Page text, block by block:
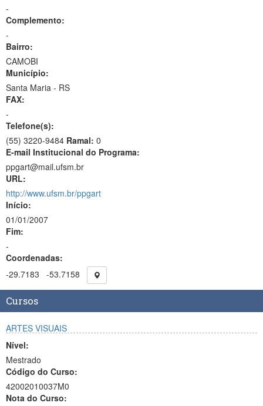
-
Complemento:
-
Bairro:
CAMOBI
Município:
Santa Maria - RS
FAX:
-
Telefone(s):
(55) 3220-9484 Ramal: 0
E-mail Institucional do Programa:
ppgart@mail.ufsm.br
URL:
http://www.ufsm.br/ppgart
Início:
01/01/2007
Fim:
-
Coordenadas:
-29.7183
-53.7158
Cursos
ARTES VISUAIS
Nível:
Mestrado
Código do Curso:
42002010037M0
Nota do Curso: